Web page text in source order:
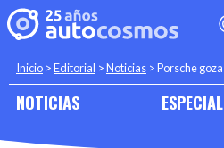
Inicio >Editorial >Noticias >Porsche
NOTICIAS